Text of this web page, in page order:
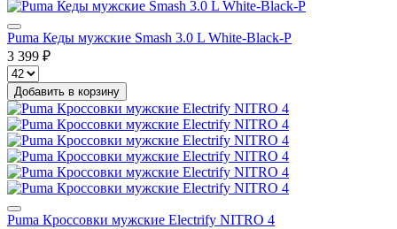
Puma Кеды мужские Smash 3.0 L White-Black-P
3 399 ₽
Добавить в корзину
Puma Кроссовки мужские Electrify NITRO 4